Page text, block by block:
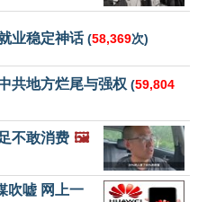
业稳定神话(58,369次)
共地方烂尾与强权 (59,804
不敢消费 🖼️
吹嘘 网上一